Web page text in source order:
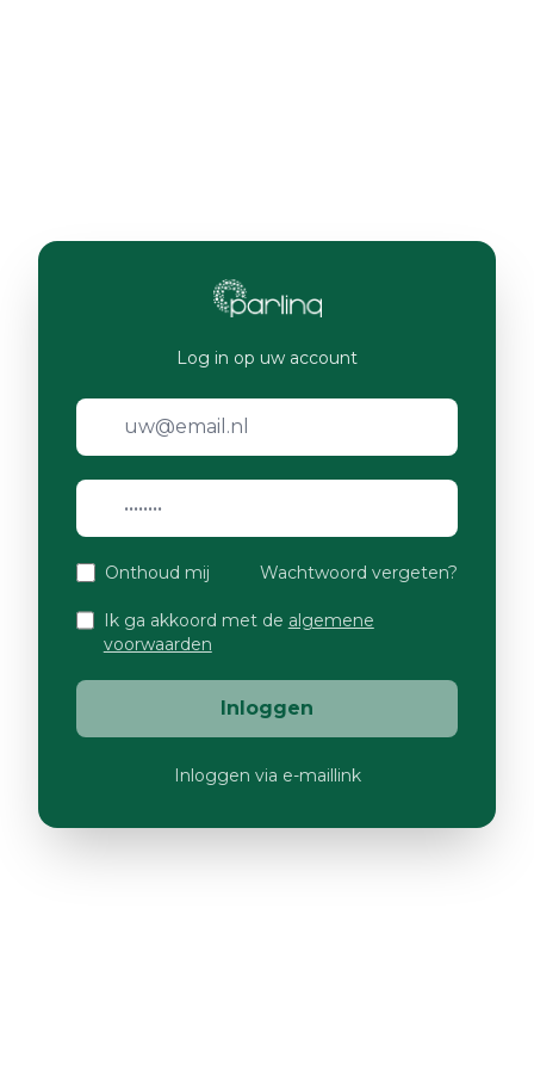
Log in op uw account
Onthoud mij Wachtwoord vergeten?
Ik ga akkoord met de algemene
voorwaarden
Inloggen
Inloggen via e-maillink